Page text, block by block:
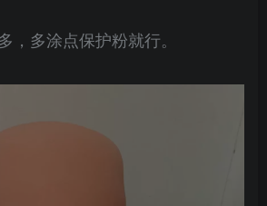
，多涂点保护粉就行。